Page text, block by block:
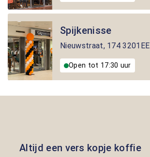
Spijkenisse
Nieuwstraat,1743201EE
Open tot 17:30 uur
Altijd een vers kopje koffie